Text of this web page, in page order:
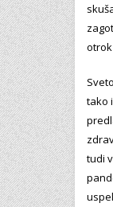
tako
tudi